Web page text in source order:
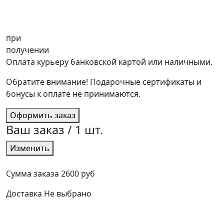
при
получении
Оплата курьеру банковской картой или наличными.
Обратите внимание! Подарочные сертификаты и
бонусы к оплате не принимаются.
Оформить заказ
Ваш заказ / 1 шт.
Изменить
Сумма заказа 2600 руб
Доставка Не выбрано